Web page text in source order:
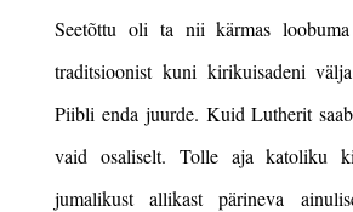
Seetõttu oli ta nii kärmas
traditsioonist kuni kirikuisadeni
Piibli enda juurde. Kuid Lutherit
vaid osaliselt. Tolle aja katoliku
jumalikust allikast pärineva